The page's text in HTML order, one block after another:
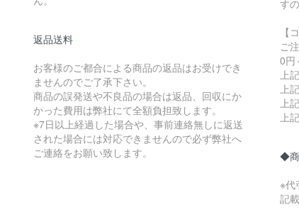
返品送料
お客様のご都合による商品の返品はお受けでき
ませんのでご了承下さい。
商品の誤発送や不良品の場合は返品、回収にか
かった費用は弊社にて全額負担致します。
※7日以上経過した場合や、事前連絡無しに返送
された場合には対応できませんので必ず弊社へ
ご連絡をお願い致します。
す
【
ご
0円
上
上
上
上
◆商
※代
記載